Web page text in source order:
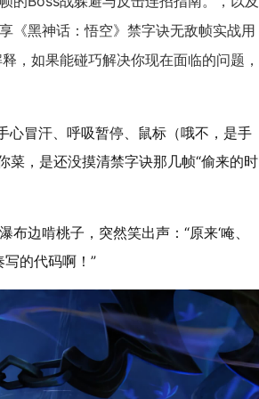
《黑神话：悟空》禁字诀无敌帧实战用
，如果能碰巧解决你现在面临的问题，
冒汗、呼吸暂停、鼠标（哦不，是手
，是还没摸清禁字诀那几帧“偷来的时
边啃桃子，突然笑出声：“原来‘唵、
的代码啊！”